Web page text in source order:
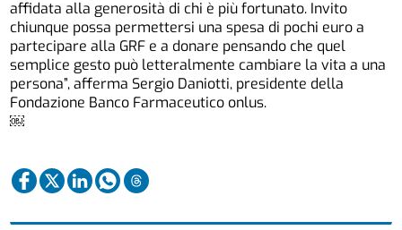
affidata alla generosità di chi è più fortunato. Invito
chiunque possa permettersi una spesa di pochi euro a
partecipare alla GRF e a donare pensando che quel
semplice gesto può letteralmente cambiare la vita a una
persona”, afferma Sergio Daniotti, presidente della
Fondazione Banco Farmaceutico onlus.
￼